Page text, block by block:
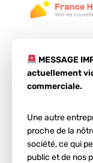
MESSAGE
actuellement
commerciale.
Une autre
proche de la
société, ce qui
public et de nos
Étape 1